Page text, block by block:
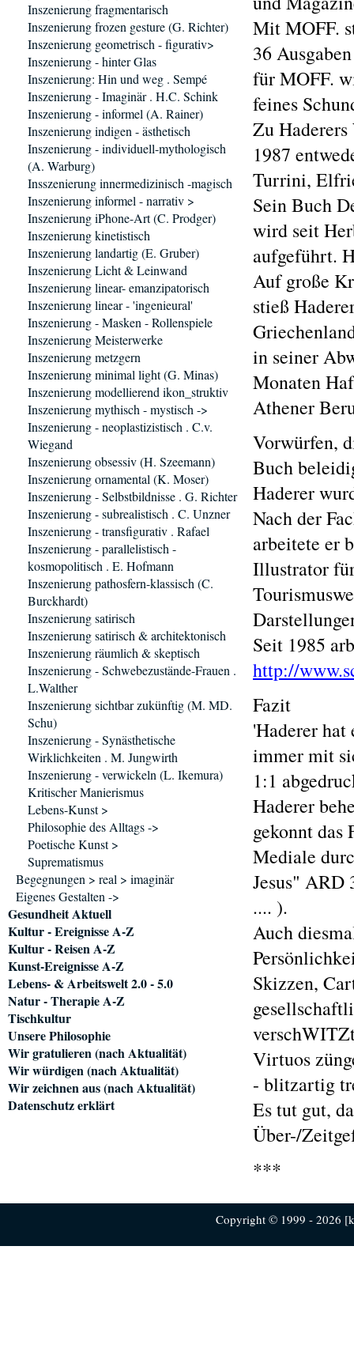
Mit MOFF.
36
für MOFF.
feines
Zu
1987
Turrini,
Sein Buch
wird seit
aufgeführt.
Auf große
stieß
in seiner
Monaten
Athener
Vorwürfen,
Buch
Haderer
Nach der
arbeitete er
Illustrator
Seit 1985
http://
Fazit
'Haderer hat
immer mit
1:1
Haderer
gekonnt das
Mediale
Jesus" ARD
.... ).
Auch
Skizzen,
Virtuos
- blitzartig
Es tut gut,
Über-/
***
Inszenierung fragmentarisch
Inszenierung frozen gesture (G. Richter)
Inszenierung geometrisch - figurativ>
Inszenierung - hinter Glas
Inszenierung: Hin und weg . Sempé
Inszenierung - Imaginär . H.C. Schink
Inszenierung - informel (A. Rainer)
Inszenierung indigen - ästhetisch
Inszenierung - individuell-mythologisch
(A. Warburg)
Insszenierung innermedizinisch -magisch
Inszenierung informel - narrativ >
Inszenierung iPhone-Art (C. Prodger)
Inszenierung kinetistisch
Inszenierung landartig (E. Gruber)
Inszenierung Licht & Leinwand
Inszenierung linear- emanzipatorisch
Inszenierung linear - 'ingenieural'
Inszenierung - Masken - Rollenspiele
Inszenierung Meisterwerke
Inszenierung metzgern
Inszenierung minimal light (G. Minas)
Inszenierung modellierend ikon_struktiv
Inszenierung mythisch - mystisch ->
Inszenierung - neoplastizistisch . C.v.
Wiegand
Inszenierung obsessiv (H. Szeemann)
Inszenierung ornamental (K. Moser)
Inszenierung - Selbstbildnisse . G. Richter
Inszenierung - subrealistisch . C. Unzner
Inszenierung - transfigurativ . Rafael
Inszenierung - parallelistisch -
kosmopolitisch . E. Hofmann
Inszenierung pathosfern-klassisch (C.
Burckhardt)
Inszenierung satirisch
Inszenierung satirisch & architektonisch
Inszenierung räumlich & skeptisch
Inszenierung - Schwebezustände-Frauen .
L.Walther
Inszenierung sichtbar zukünftig (M. MD.
Schu)
Inszenierung - Synästhetische
Wirklichkeiten . M. Jungwirth
Inszenierung - verwickeln (L. Ikemura)
Kritischer Manierismus
Lebens-Kunst >
Philosophie des Alltags ->
Poetische Kunst >
Suprematismus
Begegnungen > real > imaginär
Eigenes Gestalten ->
Gesundheit Aktuell
Kultur - Ereignisse A-Z
Kultur - Reisen A-Z
Kunst-Ereignisse A-Z
Lebens- & Arbeitswelt 2.0 - 5.0
Natur - Therapie A-Z
Tischkultur
Unsere Philosophie
Wir gratulieren (nach Aktualität)
Wir würdigen (nach Aktualität)
Wir zeichnen aus (nach Aktualität)
Datenschutz erklärt
Copyright © 1999 - 2026